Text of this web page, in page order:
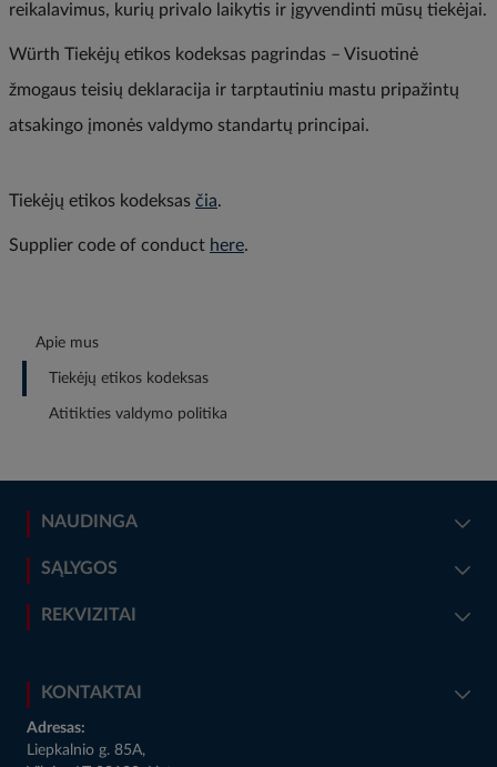
reikalavimus, kurių privalo laikytis ir įgyvendinti mūsų tiekėjai.
Würth Tiekėjų etikos kodeksas pagrindas – Visuotinė
žmogaus teisių deklaracija ir tarptautiniu mastu pripažintų
atsakingo įmonės valdymo standartų principai.
Tiekėjų etikos kodeksas čia.
Supplier code of conduct here.
Apie mus
Tiekėjų etikos kodeksas
Atitikties valdymo politika
NAUDINGA
SĄLYGOS
REKVIZITAI
KONTAKTAI
Adresas:
Liepkalnio g. 85A,